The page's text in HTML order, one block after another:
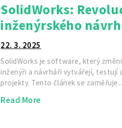
SolidWorks:
inženýrského
22. 3. 2025
SolidWorks je software, který
inženýři a návrháři vytvářejí, testují
projekty. Tento článek se
Read More